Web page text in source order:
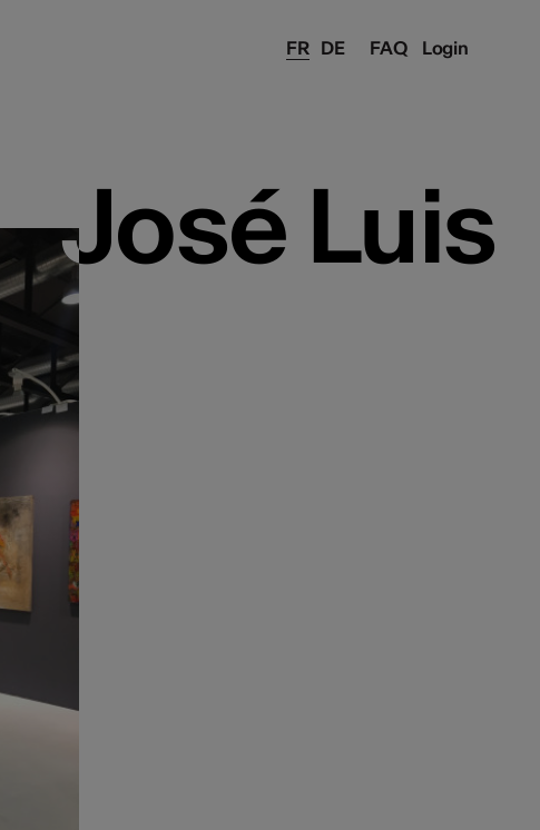
FAQ Login
FR DE
José Luis
José Luis